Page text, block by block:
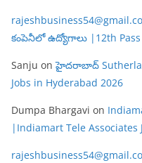
కంపెనీలో ఉద్యోగాలు |12th Pass
Sanju onహైదరాబాద్
Jobs in Hyderabad 2026
Dumpa Bhargavi on
|Indiamart Tele Associates